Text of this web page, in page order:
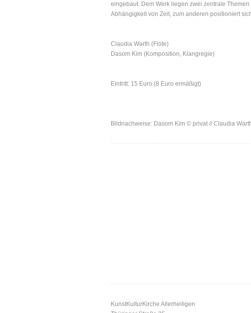
eingebaut. Dem Werk liegen zwei zentrale
Abhängigkeit von Zeit, zum anderen positioniert
Claudia Warth (Flöte)
Dasom Kim (Komposition, Klangregie)
Eintritt: 15 Euro (8 Euro ermäßigt)
Bildnachweise: Dasom Kim © privat // Claudia
KunstKulturKirche Allerheiligen